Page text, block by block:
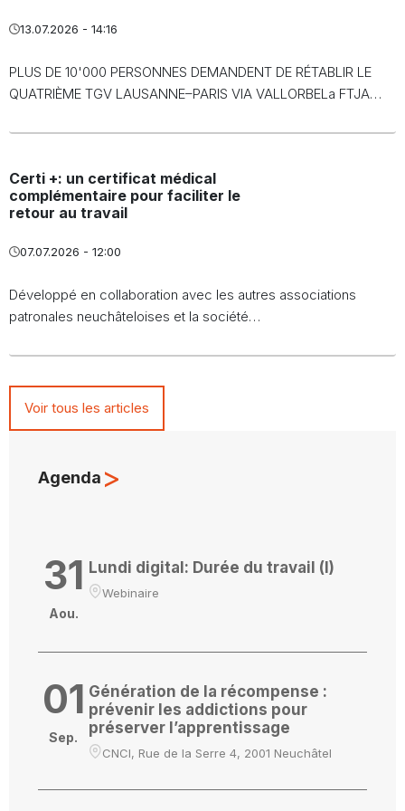
13.07.2026 - 14:16
PLUS DE 10'000 PERSONNES DEMANDENT DE RÉTABLIR LE
QUATRIÈME TGV LAUSANNE–PARIS VIA VALLORBELa FTJA…
Certi +: un certificat médical
complémentaire pour faciliter le
retour au travail
07.07.2026 - 12:00
Développé en collaboration avec les autres associations
patronales neuchâteloises et la société…
Voir tous les articles
Agenda >
31
Aou.
Lundi digital: Durée du travail (I)
Webinaire
01
Sep.
Génération de la récompense :
prévenir les addictions pour
préserver l’apprentissage
CNCI, Rue de la Serre 4, 2001 Neuchâtel